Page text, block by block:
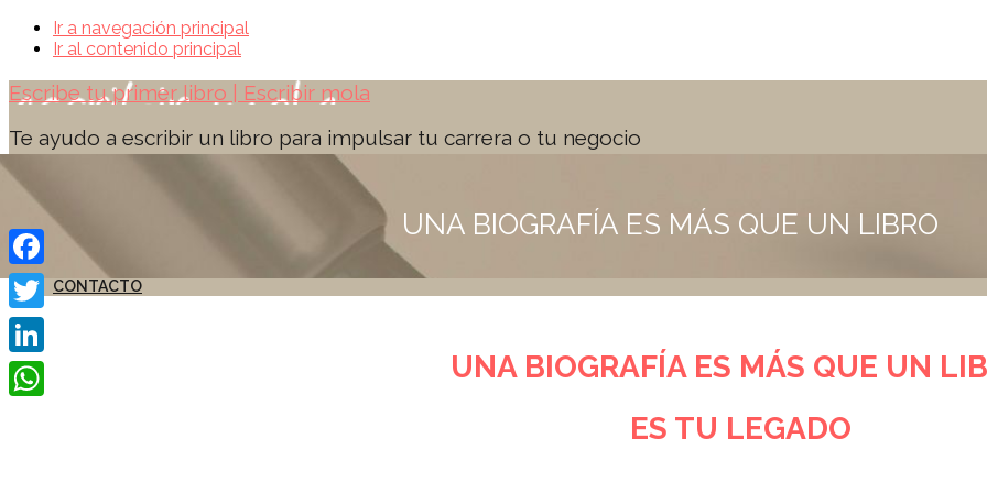
Ir a navegación principal
Ir al contenido principal
Escribe tu primer libro | Escribir mola
Te ayudo a escribir un libro para impulsar tu carrera o tu negocio
FORMACIÓN Y SERVICIOS
GUÍA GRATIS
CONTACTO
UNA BIOGRAFÍA ES MÁS QUE UN LIBRO
UNA BIOGRAFÍA ES MÁS QUE UN
ES TU LEGADO
Facebook
Twitter
LinkedIn